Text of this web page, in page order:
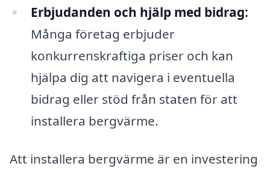
Erbjudanden och hjälp med bidrag:
Många företag erbjuder
konkurrenskraftiga priser och kan
hjälpa dig att navigera i eventuella
bidrag eller stöd från staten för att
installera bergvärme.
Att installera bergvärme är en investering